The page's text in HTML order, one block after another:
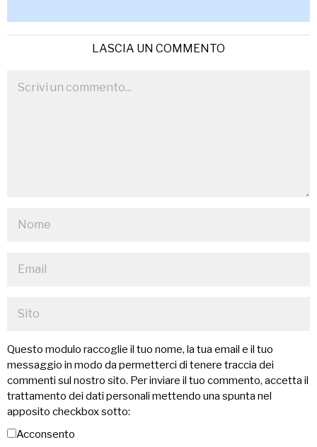
LASCIA UN COMMENTO
Questo modulo raccoglie il tuo nome, la tua email e il tuo
messaggio in modo da permetterci di tenere traccia dei
commenti sul nostro sito. Per inviare il tuo commento, accetta il
trattamento dei dati personali mettendo una spunta nel
apposito checkbox sotto:
Acconsento